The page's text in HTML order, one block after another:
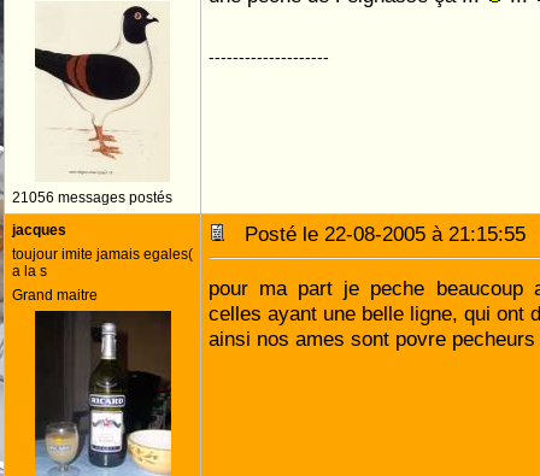
21056 messages postés
--------------------
jacques
toujour imite jamais egales(
a la s
Grand maitre
Posté le 22-08-2005 à
pour ma part je peche beaucoup
celles ayant une belle ligne, qui ont
ainsi nos ames sont povre pecheurs